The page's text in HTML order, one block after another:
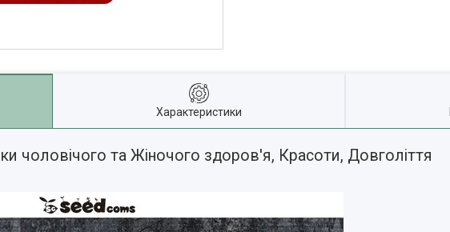
Характеристики
чоловічого та Жіночого здоров'я, Красоти, Довголіття